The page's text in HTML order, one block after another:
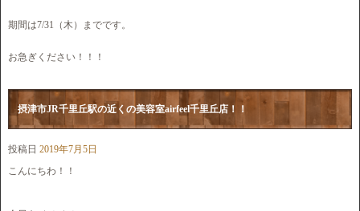
期間は7/31（木）までです。
お急ぎください！！！
摂津市JR千里丘駅の近くの美容室airfeel千里丘店！！
投稿日 2019年7月5日
こんにちわ！！